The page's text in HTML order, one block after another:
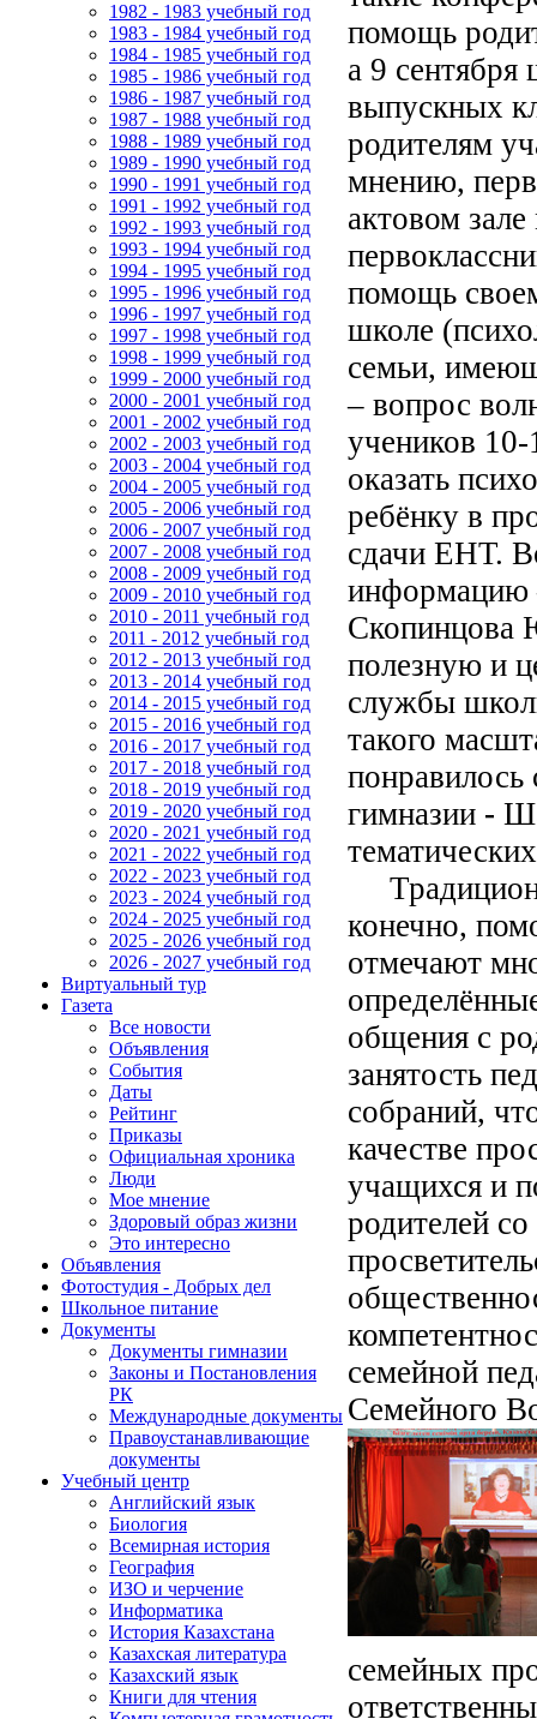
1982 - 1983 учебный год
1983 - 1984 учебный год
1984 - 1985 учебный год
1985 - 1986 учебный год
1986 - 1987 учебный год
1987 - 1988 учебный год
1988 - 1989 учебный год
1989 - 1990 учебный год
1990 - 1991 учебный год
1991 - 1992 учебный год
1992 - 1993 учебный год
1993 - 1994 учебный год
1994 - 1995 учебный год
1995 - 1996 учебный год
1996 - 1997 учебный год
1997 - 1998 учебный год
1998 - 1999 учебный год
1999 - 2000 учебный год
2000 - 2001 учебный год
2001 - 2002 учебный год
2002 - 2003 учебный год
2003 - 2004 учебный год
2004 - 2005 учебный год
2005 - 2006 учебный год
2006 - 2007 учебный год
2007 - 2008 учебный год
2008 - 2009 учебный год
2009 - 2010 учебный год
2010 - 2011 учебный год
2011 - 2012 учебный год
2012 - 2013 учебный год
2013 - 2014 учебный год
2014 - 2015 учебный год
2015 - 2016 учебный год
2016 - 2017 учебный год
2017 - 2018 учебный год
2018 - 2019 учебный год
2019 - 2020 учебный год
2020 - 2021 учебный год
2021 - 2022 учебный год
2022 - 2023 учебный год
2023 - 2024 учебный год
2024 - 2025 учебный год
2025 - 2026 учебный год
2026 - 2027 учебный год
Виртуальный тур
Газета
Все новости
Объявления
События
Даты
Рейтинг
Приказы
Официальная хроника
Люди
Мое мнение
Здоровый образ жизни
Это интересно
Объявления
Фотостудия - Добрых дел
Школьное питание
Документы
Документы гимназии
Законы и Постановления
РК
Международные документы
Правоустанавливающие
документы
Учебный центр
Английский язык
Биология
Всемирная история
География
ИЗО и черчение
Информатика
История Казахстана
Казахская литература
Казахский язык
Книги для чтения
помощь
а 9 сентября
выпускных
родителям
мнению,
актовом
помощь
школе
семьи,
– вопрос
учеников 10-
оказать
ребёнку в
сдачи ЕНТ.
информацию
Скопинцова
полезную и
службы
такого
понравилось
гимназии -
конечно,
отмечают
общения с
занятость
собраний,
качестве
учащихся и
родителей
семейной
Семейного
семейных